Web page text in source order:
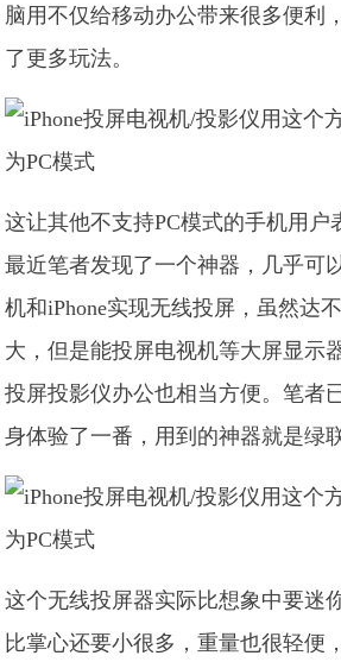
脑用不仅给移动办公带来很多便利
了更多玩法。
这让其他不支持PC模式的手机用户
最近笔者发现了一个神器，几乎可
机和iPhone实现无线投屏，虽然达
大，但是能投屏电视机等大屏显示
投屏投影仪办公也相当方便。笔者
身体验了一番，用到的神器就是绿
这个无线投屏器实际比想象中要迷
比掌心还要小很多，重量也很轻便